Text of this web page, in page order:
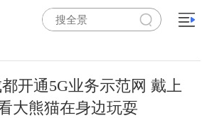
开通5G业务示范网 戴上
大熊猫在身边玩耍